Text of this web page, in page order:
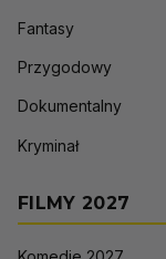
Fantasy
Przygodowy
Dokumentalny
Kryminał
FILMY 2027